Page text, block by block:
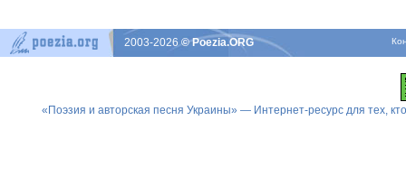
2003-2026© Poezia.ORG
«Поэзия и авторская песня Украины» — Интернет-ресурс для тех,